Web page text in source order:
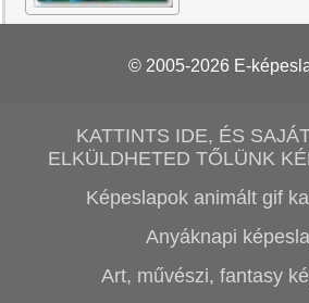
© 2005-2026 E-
KATTINTS IDE, ÉS
ELKÜLDHETED TŐLÜNK
Képeslapok animált gif
Anyáknapi
Art, művészi, fantasy